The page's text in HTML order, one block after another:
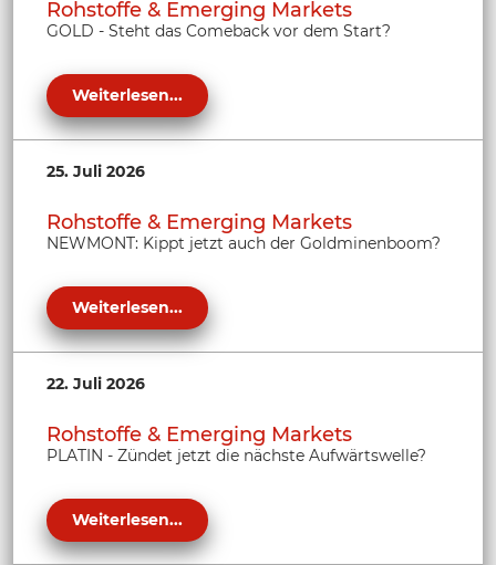
Rohstoffe & Emerging Markets
GOLD - Steht das Comeback vor dem Start?
Weiterlesen...
25. Juli 2026
Rohstoffe & Emerging Markets
NEWMONT: Kippt jetzt auch der Goldminenboom?
Weiterlesen...
22. Juli 2026
Rohstoffe & Emerging Markets
PLATIN - Zündet jetzt die nächste Aufwärtswelle?
Weiterlesen...